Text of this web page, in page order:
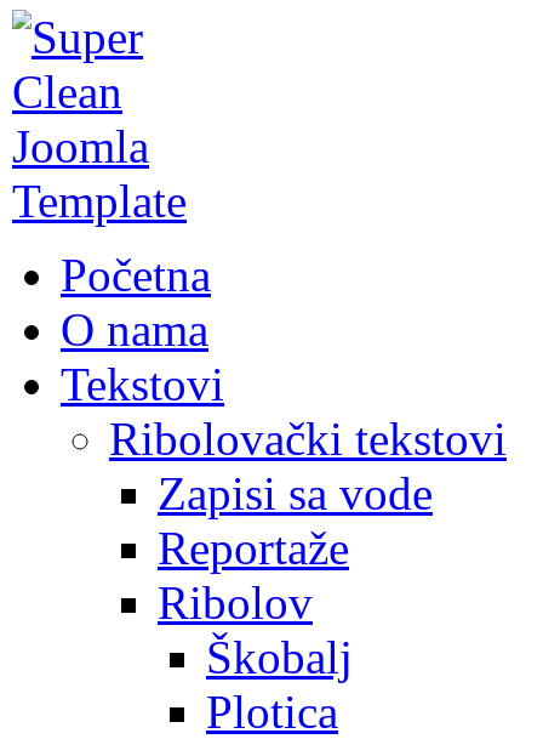
Početna
O nama
Tekstovi
Ribolovački tekstovi
Zapisi sa vode
Reportaže
Ribolov
Škobalj
Plotica